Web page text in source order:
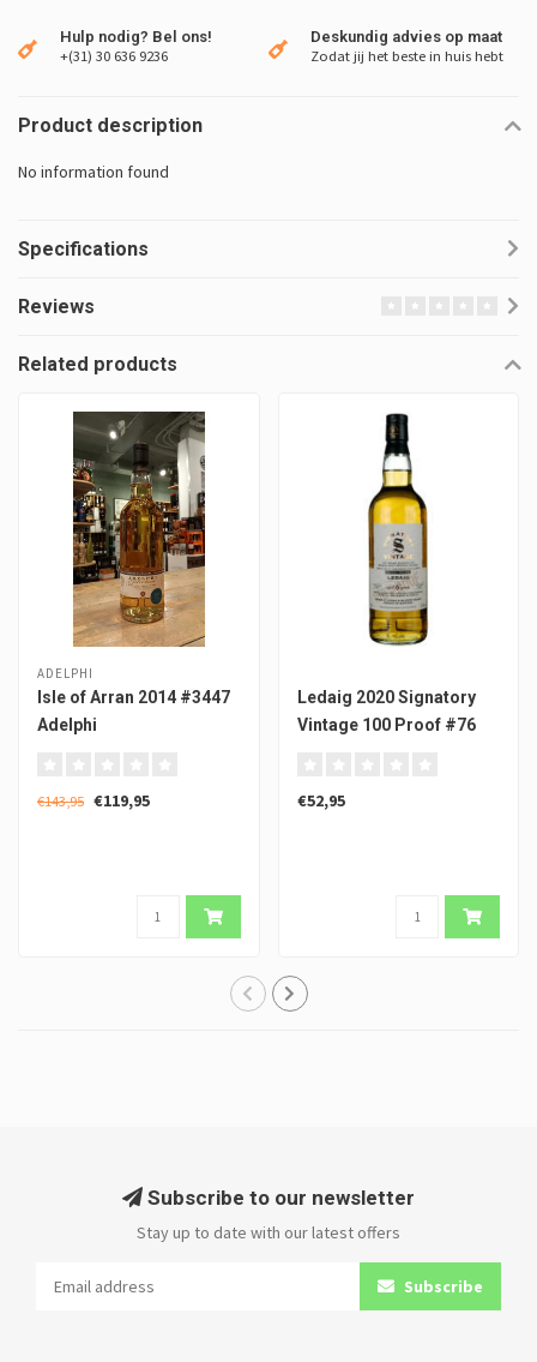
Hulp nodig? Bel ons!
+(31) 30 636 9236
Deskundig advies op maat
Zodat jij het beste in huis hebt
Product description
No information found
Specifications
Reviews
Related products
ADELPHI
Isle of Arran 2014 #3447
Adelphi
€143,95 €119,95
Ledaig 2020 Signatory
Vintage 100 Proof #76
€52,95
Subscribe to our newsletter
Stay up to date with our latest offers
Subscribe